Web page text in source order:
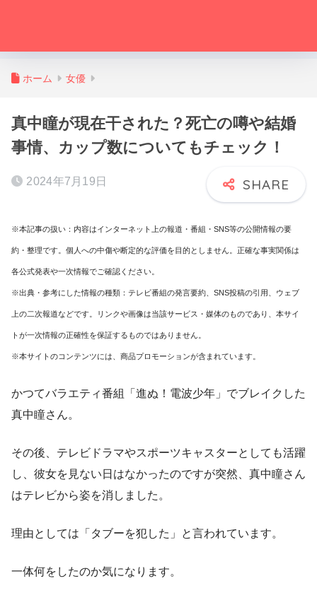
ホーム 女優
真中瞳が現在干された？死亡の噂や結婚
事情、カップ数についてもチェック！
2024年7月19日
※本記事の扱い：内容はインターネット上の報道・番組・SNS等の公開情報の要
約・整理です。個人への中傷や断定的な評価を目的としません。正確な事実関係は
各公式発表や一次情報でご確認ください。
※出典・参考にした情報の種類：テレビ番組の発言要約、SNS投稿の引用、ウェブ
上の二次報道などです。リンクや画像は当該サービス・媒体のものであり、本サイ
トが一次情報の正確性を保証するものではありません。
※本サイトのコンテンツには、商品プロモーションが含まれています。
かつてバラエティ番組「進ぬ！電波少年」でブレイクした
真中瞳さん。
その後、テレビドラマやスポーツキャスターとしても活躍
し、彼女を見ない日はなかったのですが突然、真中瞳さん
はテレビから姿を消しました。
理由としては「タブーを犯した」と言われています。
一体何をしたのか気になります。